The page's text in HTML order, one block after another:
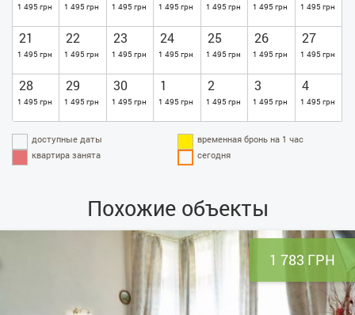
1 495 грн 1 495 грн 1 495 грн 1 495 грн 1 495 грн 1 495 грн 1 495 грн
21
1 495 грн
22
1 495 грн
23
1 495 грн
24
1 495 грн
25
1 495 грн
26
1 495 грн
27
1 495 грн
28
1 495 грн
29
1 495 грн
30
1 495 грн
1
1 495 грн
2
1 495 грн
3
1 495 грн
4
1 495 грн
доступные даты
временная бронь на 1 час
квартира занята
сегодня
Похожие объекты
1 783 ГРН